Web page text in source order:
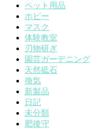
ペット用品
ホビー
マスク
体験教室
刃物研ぎ
園芸ガーデニング
天然砥石
換気
新製品
日記
未分類
肥後守